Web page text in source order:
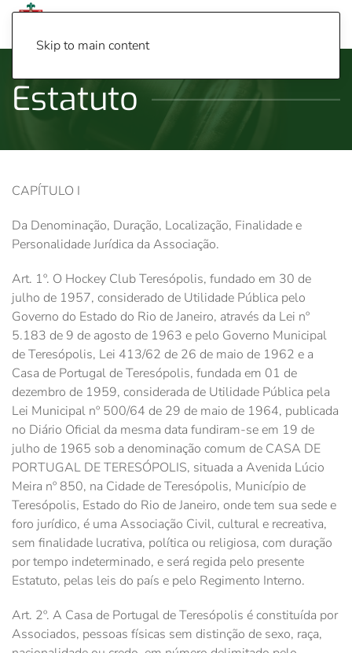
Skip to main content
Estatuto
CAPÍTULO I
Da Denominação, Duração, Localização, Finalidade e
Personalidade Jurídica da Associação.
Art. 1º. O Hockey Club Teresópolis, fundado em 30 de
julho de 1957, considerado de Utilidade Pública pelo
Governo do Estado do Rio de Janeiro, através da Lei nº
5.183 de 9 de agosto de 1963 e pelo Governo Municipal
de Teresópolis, Lei 413/62 de 26 de maio de 1962 e a
Casa de Portugal de Teresópolis, fundada em 01 de
dezembro de 1959, considerada de Utilidade Pública pela
Lei Municipal nº 500/64 de 29 de maio de 1964, publicada
no Diário Oficial da mesma data fundiram-se em 19 de
julho de 1965 sob a denominação comum de CASA DE
PORTUGAL DE TERESÓPOLIS, situada a Avenida Lúcio
Meira nº 850, na Cidade de Teresópolis, Município de
Teresópolis, Estado do Rio de Janeiro, onde tem sua sede e
foro jurídico, é uma Associação Civil, cultural e recreativa,
sem finalidade lucrativa, política ou religiosa, com duração
por tempo indeterminado, e será regida pelo presente
Estatuto, pelas leis do país e pelo Regimento Interno.
Art. 2º. A Casa de Portugal de Teresópolis é constituída por
Associados, pessoas físicas sem distinção de sexo, raça,